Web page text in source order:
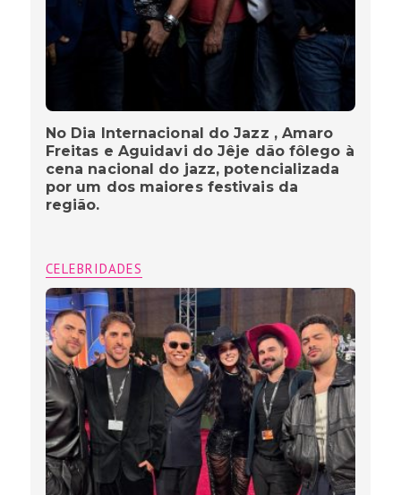
No Dia Internacional do Jazz , Amaro
Freitas e Aguidavi do Jêje dão fôlego à
cena nacional do jazz, potencializada
por um dos maiores festivais da
região.
CELEBRIDADES